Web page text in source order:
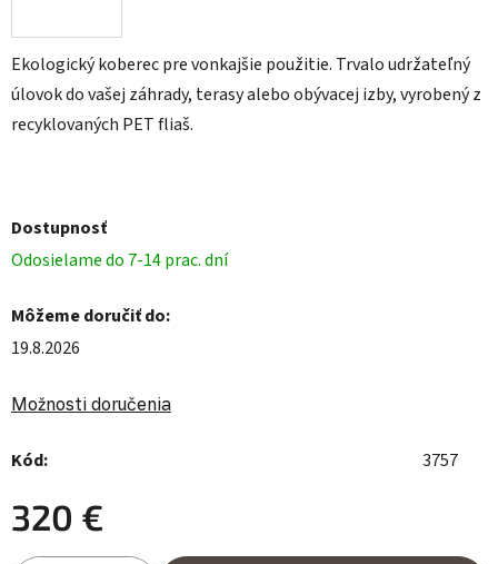
Ekologický koberec pre vonkajšie použitie. Trvalo udržateľný
úlovok do vašej záhrady, terasy alebo obývacej izby, vyrobený z
recyklovaných PET fliaš.
Dostupnosť
Odosielame do 7-14 prac. dní
Môžeme doručiť do:
19.8.2026
Možnosti doručenia
Kód: 3757
320 €